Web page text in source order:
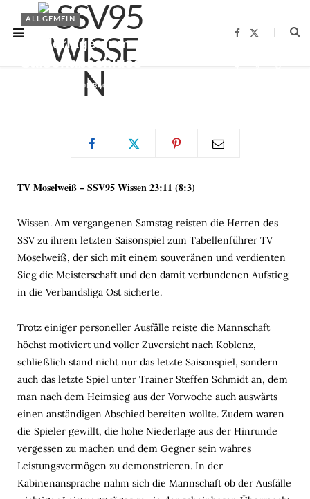
F
ALLGEMEIN
Niederlage zum
Saisonabschluss
CHRISTIAN HOMBACH
TV Moselweiß – SSV95 Wissen 23:11 (8:3)
Wissen. Am vergangenen Samstag reisten die Herren des
SSV zu ihrem letzten Saisonspiel zum Tabellenführer TV
Moselweiß, der sich mit einem souveränen und verdienten
Sieg die Meisterschaft und den damit verbundenen Aufstieg
in die Verbandsliga Ost sicherte.
Trotz einiger personeller Ausfälle reiste die Mannschaft
höchst motiviert und voller Zuversicht nach Koblenz,
schließlich stand nicht nur das letzte Saisonspiel, sondern
auch das letzte Spiel unter Trainer Steffen Schmidt an, dem
man nach dem Heimsieg aus der Vorwoche auch auswärts
einen anständigen Abschied bereiten wollte. Zudem waren
die Spieler gewillt, die hohe Niederlage aus der Hinrunde
vergessen zu machen und dem Gegner sein wahres
Leistungsvermögen zu demonstrieren. In der
Kabinenansprache nahm sich die Mannschaft ob der Ausfälle